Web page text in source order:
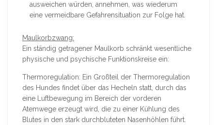
ausweichen würden, annehmen, was wiederum
eine vermeidbare Gefahrensituation zur Folge hat.
Maulkorbzwang:
Ein ständig getragener Maulkorb schränkt wesentliche
physische und psychische Funktionskreise ein:
Thermoregulation: Ein Großteil der Thermoregulation
des Hundes findet über das Hecheln statt, durch das
eine Luftbewegung im Bereich der vorderen
Atemwege erzeugt wird, die zu einer Kühlung des
Blutes in den stark durchbluteten Nasenhöhlen führt.